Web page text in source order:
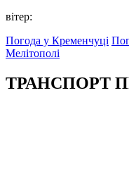
вітер:
Погода у Кременчуці
Мелітополі
ТРАНСПОРТ